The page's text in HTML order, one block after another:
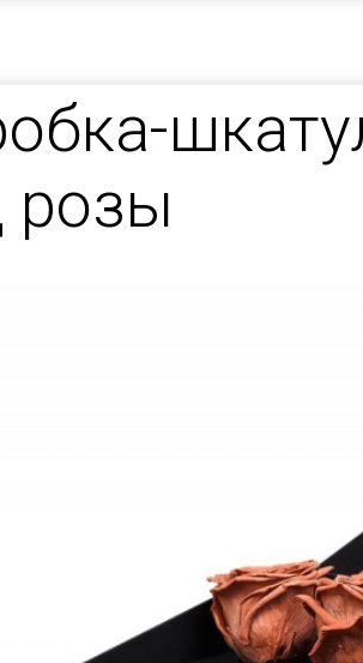
розы